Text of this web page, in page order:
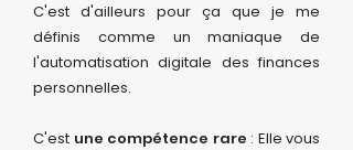
C'est d'ailleurs pour ça que je me
définis comme un maniaque de
l'automatisation digitale des finances
personnelles.
C'est une compétence rare : Elle vous